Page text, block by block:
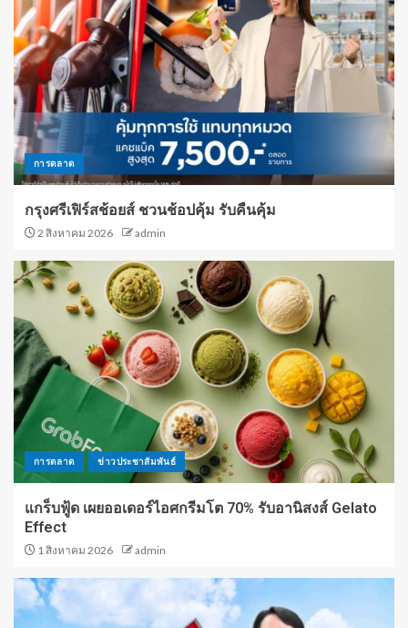
การตลาด
กรุงศรีเฟิร์สช้อยส์ ชวนช้อปคุ้ม รับคืนคุ้ม
2 สิงหาคม 2026 admin
การตลาด ข่าวประชาสัมพันธ์
แกร็บฟู้ด เผยออเดอร์ไอศกรีมโต 70% รับอานิสงส์ Gelato
Effect
1 สิงหาคม 2026 admin